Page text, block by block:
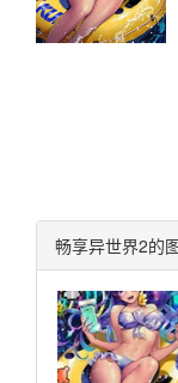
畅享异世界2的